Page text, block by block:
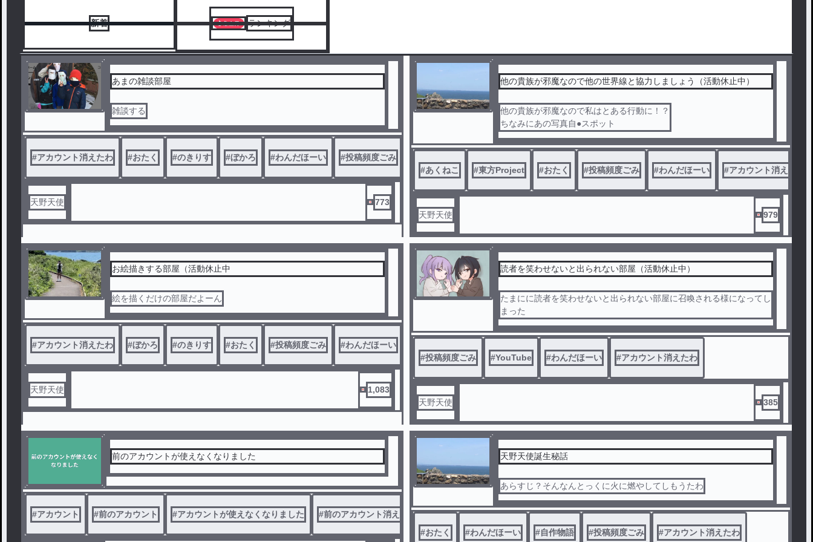
新着 ランキング
あまの雑談部屋
雑談する
#アカウント消えたわ #おたく #のきりす #ぼかろ #わんだほーい #投稿頻度ごみ
天野天使 773
他の貴族が邪魔なので他の世界線と協力しましょう（活動休止中）
他の貴族が邪魔なので私はとある行動に！？
ちなみにあの写真自●スポット
#あくねこ #東方Project #おたく #投稿頻度ごみ #わんだほーい #アカウント消えたわ
天野天使 979
お絵描きする部屋（活動休止中
絵を描くだけの部屋だよーん
#アカウント消えたわ #ぼかろ #のきりす #おたく #投稿頻度ごみ #わんだほーい
天野天使 1,083
読者を笑わせないと出られない部屋（活動休止中）
たまにに読者を笑わせないと出られない部屋に召喚される様になってし
まった
#投稿頻度ごみ #YouTube #わんだほーい #アカウント消えたわ
天野天使 385
前のアカウントが使えなくなりました
#アカウント #前のアカウント #アカウントが使えなくなりました #前のアカウント消えた #アカウント消えた #アカウント消えたわ
天野天使誕生秘話
あらすじ？そんなんとっくに火に燃やしてしもうたわ
#おたく #わんだほーい #自作物語 #投稿頻度ごみ #アカウント消えたわ